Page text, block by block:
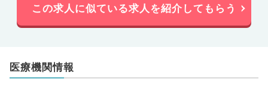
この求人に似ている求人を紹介してもらう
医療機関情報